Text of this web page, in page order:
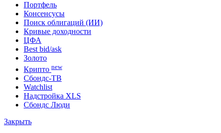
Портфель
Консенсусы
Поиск облигаций (ИИ)
Кривые доходности
ЦФА
Best bid/ask
Золото
Крипто new
Сбондс-ТВ
Watchlist
Надстройка XLS
Сбондс Люди
Закрыть